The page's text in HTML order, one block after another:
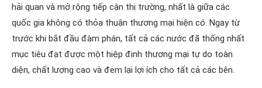
hải quan và mở rộng tiếp cận thị trường, nhất là giữa các
quốc gia không có thỏa thuận thương mại hiện có. Ngay từ
trước khi bắt đầu đàm phán, tất cả các nước đã thống nhất
mục tiêu đạt được một hiệp định thương mại tự do toàn
diện, chất lượng cao và đem lại lợi ích cho tất cả các bên.